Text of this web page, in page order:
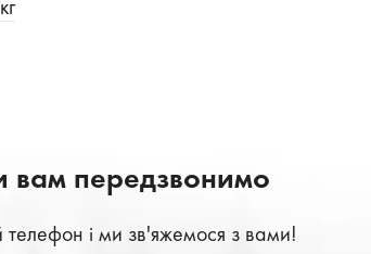
вам передзвонимо
телефон і ми зв'яжемося з вами!